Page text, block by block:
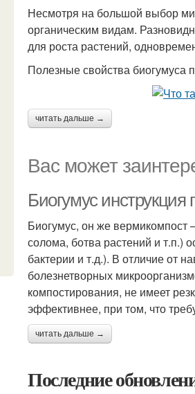
Несмотря на большой выбор
органическим видам.
для роста растений,
Полезные свойства биогумуса
читать дальше →
Вас может
Биогумус
Биогумус, он же вермикомпост
солома, ботва растений и т.п.)
бактерии и т.д.). В отличие от
болезнетворных
компостирования, не имеет
эффективнее, при том, что
читать дальше →
Последние